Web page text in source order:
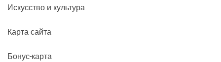
Искусство и культура
Карта сайта
Бонус-карта